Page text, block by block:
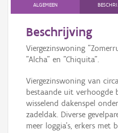
ALGEMEEN
Beschrijving
Viergezinswoning
"Alcha" en "Chiquita".
Viergezinswoning van
bestaande uit verhoogde
wisselend dakenspel
zadeldak. Diverse
meer loggia's, erkers met